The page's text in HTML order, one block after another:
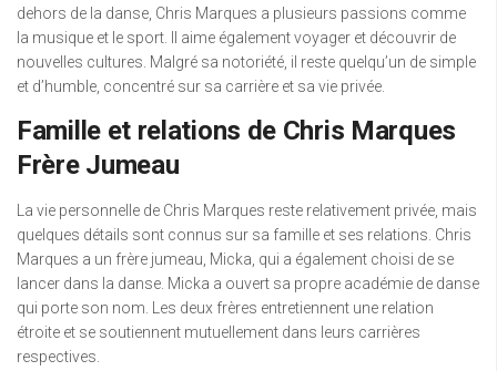
dehors de la danse, Chris Marques a plusieurs passions comme
la musique et le sport. Il aime également voyager et découvrir de
nouvelles cultures. Malgré sa notoriété, il reste quelqu’un de simple
et d’humble, concentré sur sa carrière et sa vie privée.
Famille et relations de Chris Marques
Frère Jumeau
La vie personnelle de Chris Marques reste relativement privée, mais
quelques détails sont connus sur sa famille et ses relations. Chris
Marques a un frère jumeau, Micka, qui a également choisi de se
lancer dans la danse. Micka a ouvert sa propre académie de danse
qui porte son nom. Les deux frères entretiennent une relation
étroite et se soutiennent mutuellement dans leurs carrières
respectives.